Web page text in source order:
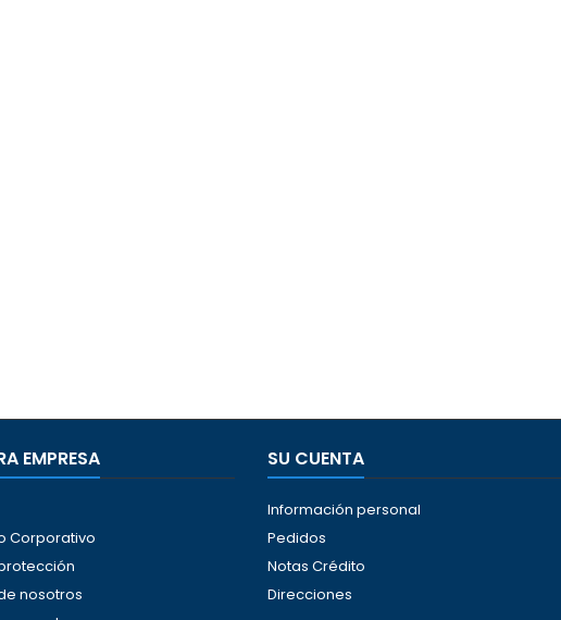
EMPRESA
Corporativo
nosotros
SU CUENTA
Información personal
Pedidos
Notas Crédito
Direcciones